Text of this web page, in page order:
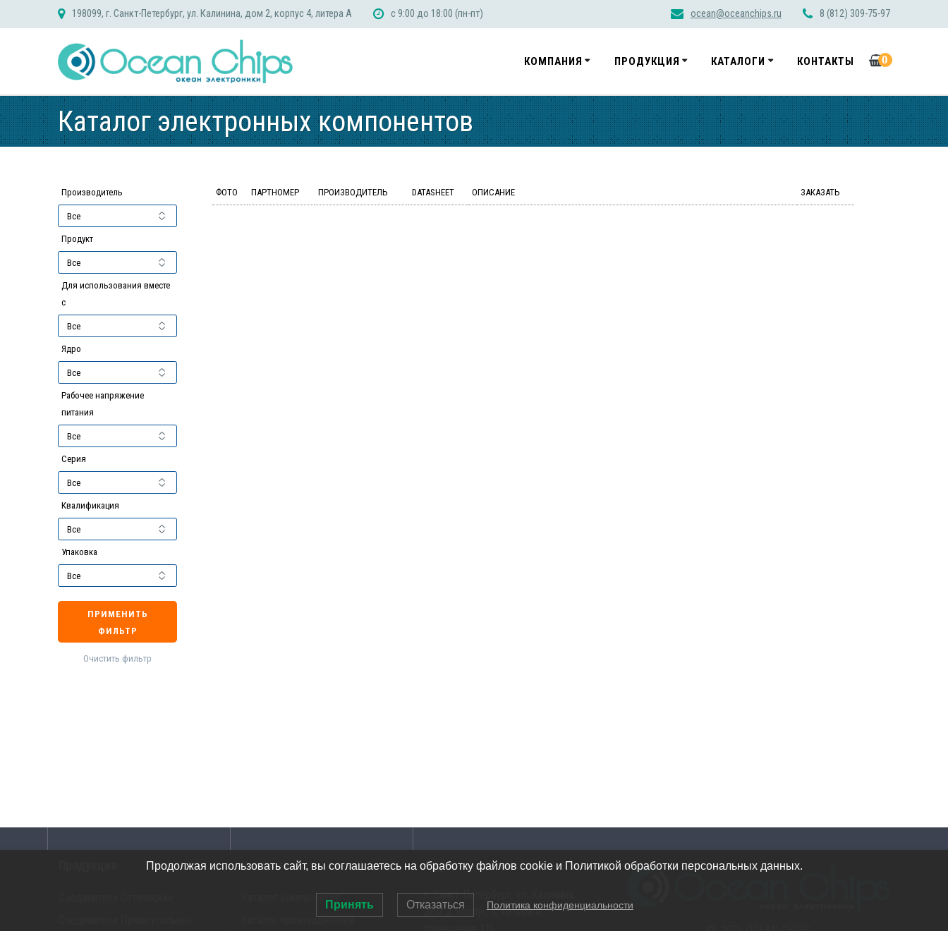
198099, г. Санкт-Петербург, ул. Калинина, дом 2, корпус 4, литера А с 9:00 до 18:00 (пн-пт) ocean@oceanchips.ru 8 (812) 309-75-97
КОМПАНИЯ ПРОДУКЦИЯ КАТАЛОГИ КОНТАКТЫ 0
Каталог электронных компонентов
Производитель
Продукт
Для использования вместе
с
Ядро
Рабочее напряжение
питания
Серия
Квалификация
Упаковка
ПРИМЕНИТЬ
ФИЛЬТР
Очистить фильтр
ФОТО ПАРТНОМЕР ПРОИЗВОДИТЕЛЬ DATASHEET ОПИСАНИЕ ЗАКАЗАТЬ
Каталоги
Каталог компонентов
Каталог производителей
Адрес
г. Санкт-Петербург, ул. Калинина,
дом 2, корпус 4, литера А,
помещение 1Н
© 2026 OCEAN CHIPS
Продолжая использовать сайт, вы соглашаетесь на обработку файлов cookie и Политикой обработки персональных данных.
Принять Отказаться Политика конфиденциальности